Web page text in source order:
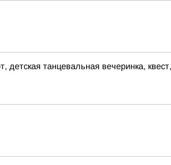
танцевальная вечеринка,